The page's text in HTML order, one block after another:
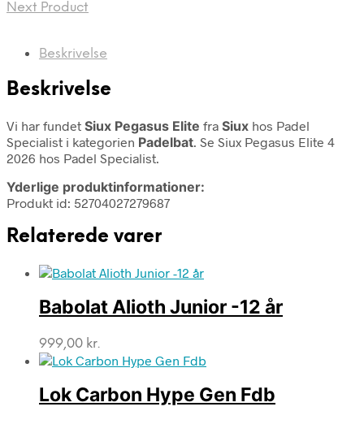
Next Product
Beskrivelse
Beskrivelse
Vi har fundet Siux Pegasus Elite fra Siux hos Padel
Specialist i kategorien Padelbat. Se Siux Pegasus Elite 4
2026 hos Padel Specialist.
Yderlige produktinformationer:
Produkt id: 52704027279687
Relaterede varer
Babolat Alioth Junior -12 år
999,00 kr.
Lok Carbon Hype Gen Fdb